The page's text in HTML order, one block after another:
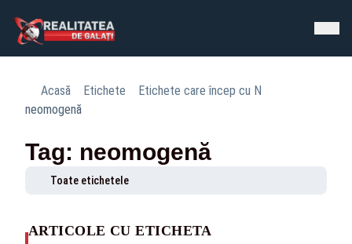
Acasă Etichete
Etichete care încep cu N
neomogenă
Tag: neomogenă
Toate etichetele
ARTICOLE CU ETICHETA